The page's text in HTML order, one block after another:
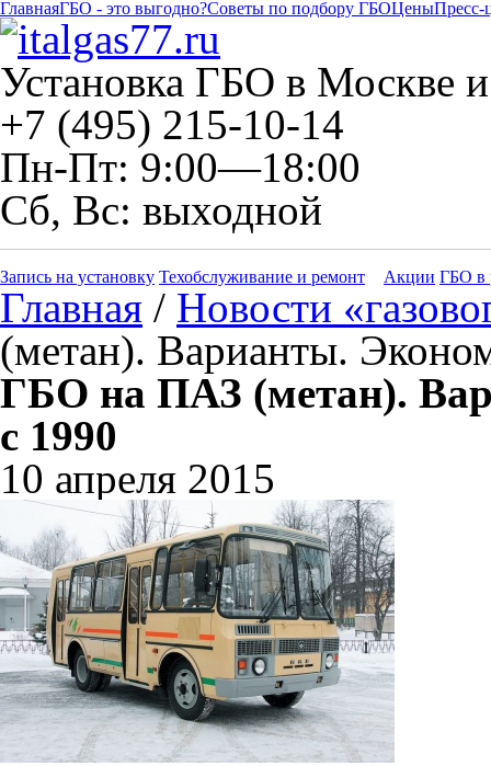
ГлавнаяГБО - это выгодно?Советы по подбору ГБОЦеныПресс-
Установка ГБО в Москве
+7 (495) 215-10-14
Пн-Пт: 9:00—18:00
Сб, Вс: выходной
Запись на установку Техобслуживание и ремонт Акции ГБО в
Главная / Новости
(метан). Варианты.
ГБО на ПАЗ (метан).
с 1990
10 апреля 2015